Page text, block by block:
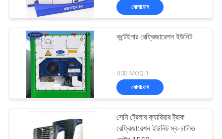
যোগাযোগ
কন্টেইনার রেফ্রিজারেশন ইউনিট
USD MOQ:1
যোগাযোগ
সেমি ট্রেলার ক্যারিয়ার ট্রাক
রেফ্রিজারেশন ইউনিট স্ব-চালিত